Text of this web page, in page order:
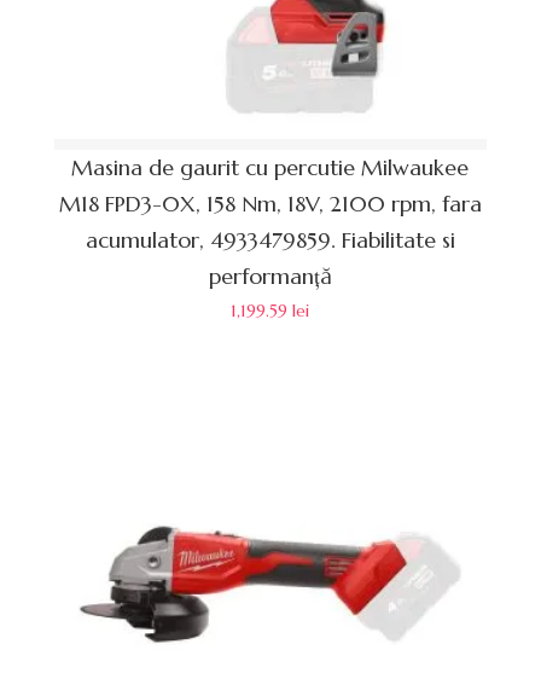
Masina de gaurit cu percutie Milwaukee
M18 FPD3-0X, 158 Nm, 18V, 2100 rpm, fara
acumulator, 4933479859. Fiabilitate si
performanță
1,199.59lei